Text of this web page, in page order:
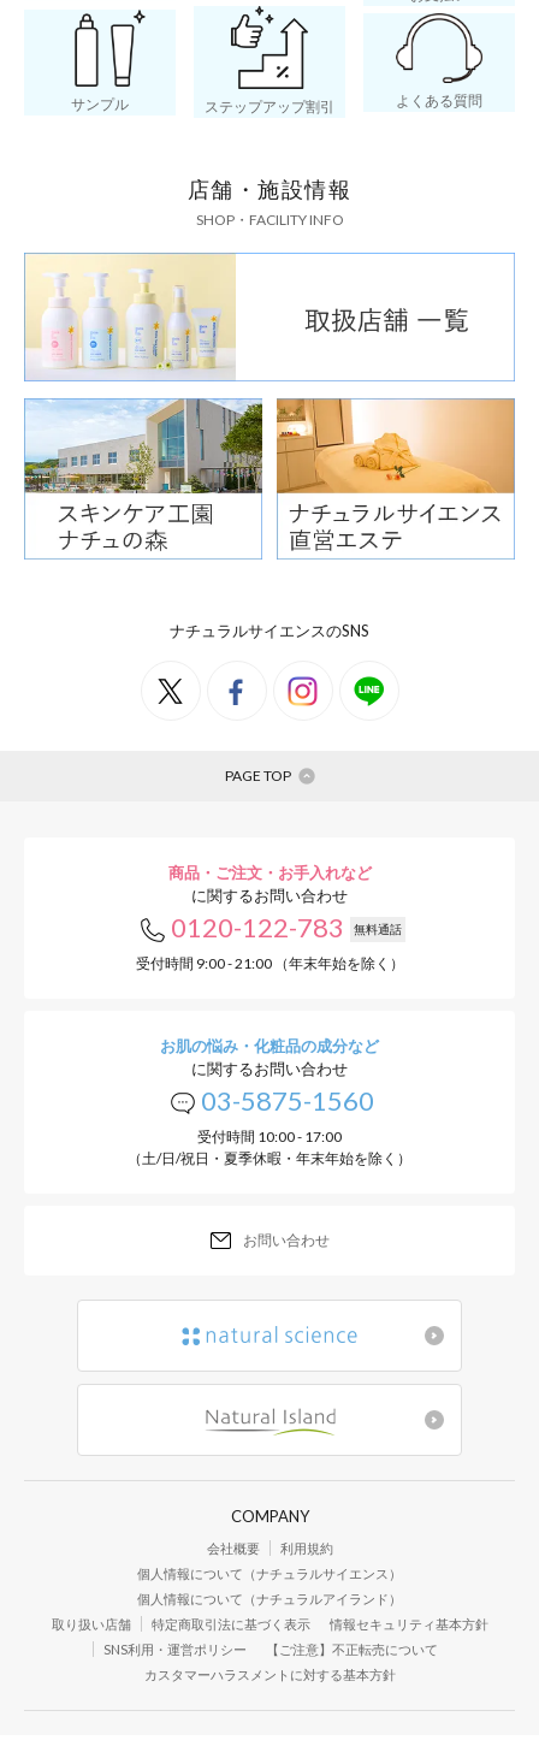
サンプル ステップアップ割引 よくある質問
店舗・施設情報
SHOP・FACILITY INFO
ナチュラルサイエンスのSNS
PAGE TOP
商品・ご注文・お手入れなど
に関するお問い合わせ
0120-122-783 無料通話
受付時間 9:00 - 21:00 （年末年始を除く）
お肌の悩み・化粧品の成分など
に関するお問い合わせ
03-5875-1560
受付時間 10:00 - 17:00
（土/日/祝日・夏季休暇・年末年始を除く）
お問い合わせ
COMPANY
会社概要
利用規約
個人情報について（ナチュラルサイエンス）
個人情報について（ナチュラルアイランド）
取り扱い店舗
特定商取引法に基づく表示
情報セキュリティ基本方針
SNS利用・運営ポリシー
【ご注意】不正転売について
カスタマーハラスメントに対する基本方針